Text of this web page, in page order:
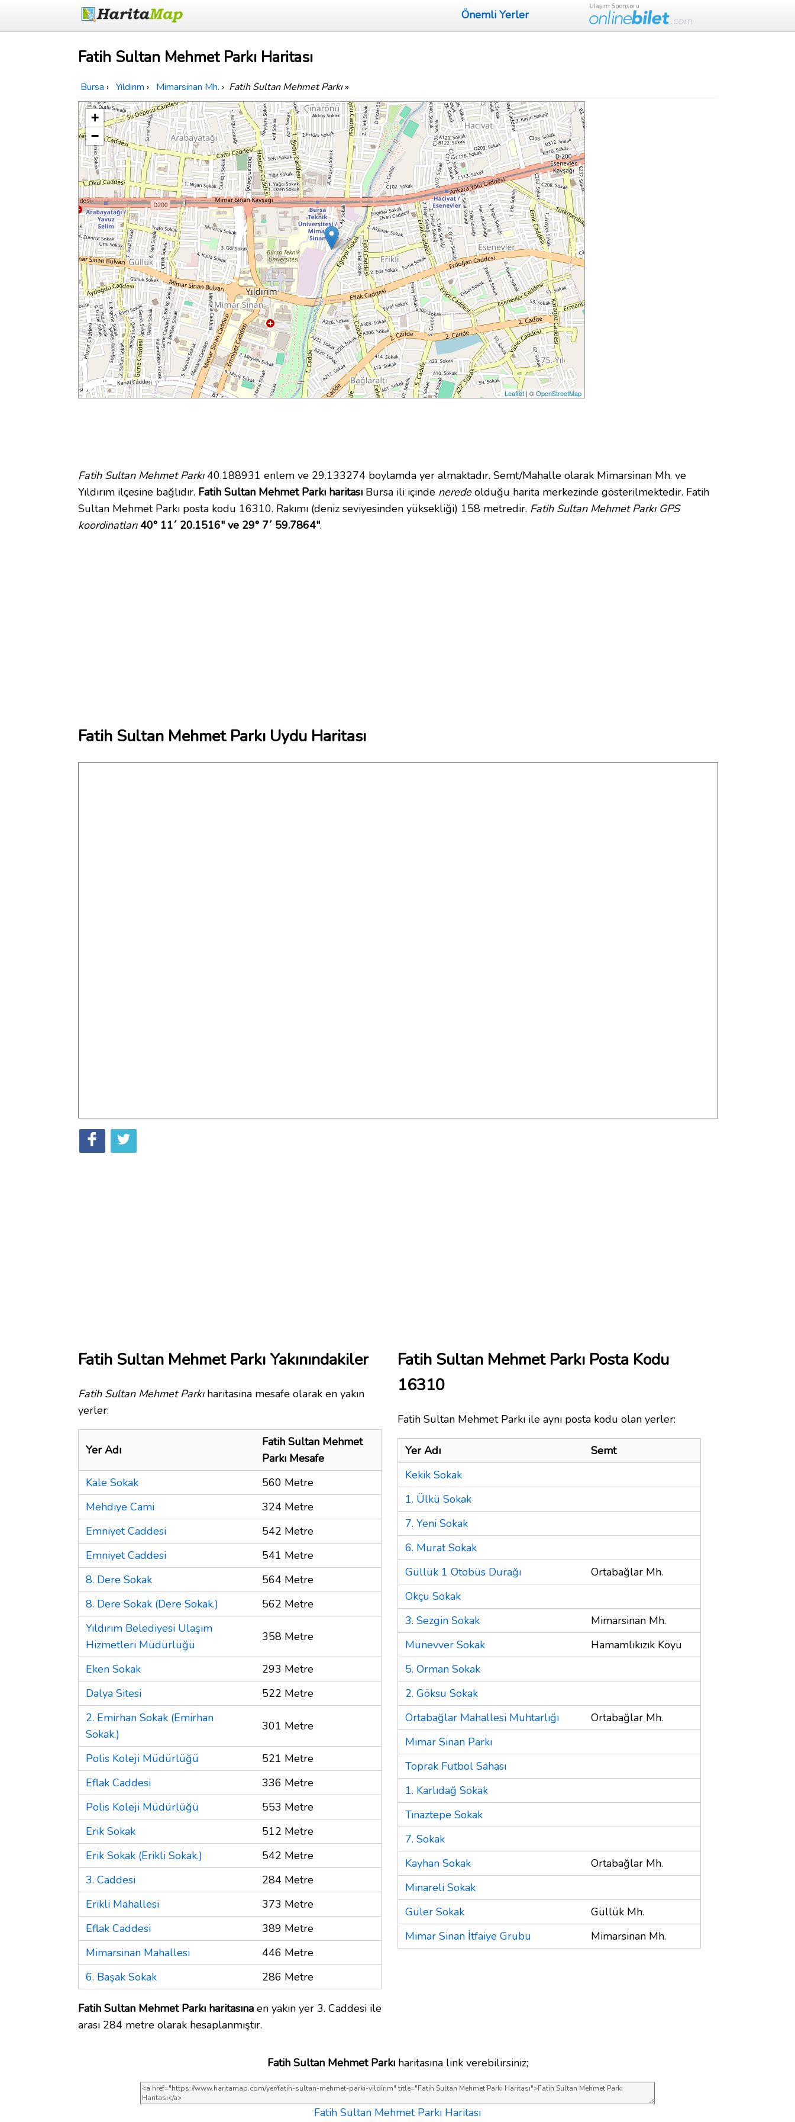
Önemli Yerler
Fatih Sultan Mehmet Parkı Haritası
Bursa › Yıldırım › Mimarsinan Mh. › Fatih Sultan Mehmet Parkı»
+
−
Leaflet | ©OpenStreetMap
Fatih Sultan Mehmet Parkı40.188931 enlem ve 29.133274 boylamda yer almaktadır. Semt/Mahalle olarak Mimarsinan Mh. ve
Yıldırım ilçesine bağlıdır. Fatih Sultan Mehmet Parkı haritası Bursa ili içinde neredeolduğu harita merkezinde gösterilmektedir. Fatih
Sultan Mehmet Parkı posta kodu 16310. Rakımı (deniz seviyesinden yüksekliği) 158 metredir. Fatih Sultan Mehmet Parkı GPS
koordinatları 40° 11´ 20.1516" ve 29° 7´ 59.7864".
Fatih Sultan Mehmet Parkı Uydu Haritası
Fatih Sultan Mehmet Parkı Yakınındakiler
Fatih Sultan Mehmet Parkıharitasına mesafe olarak en yakın
yerler:
Yer Adı
Fatih Sultan Mehmet
Parkı Mesafe
Kale Sokak
560 Metre
Mehdiye Cami
324 Metre
Emniyet Caddesi
542 Metre
Emniyet Caddesi
541 Metre
8. Dere Sokak
564 Metre
8. Dere Sokak (Dere Sokak.)
562 Metre
Yıldırım Belediyesi Ulaşım
Hizmetleri Müdürlüğü
358 Metre
Eken Sokak
293 Metre
Dalya Sitesi
522 Metre
2. Emirhan Sokak (Emirhan
Sokak.)
301 Metre
Polis Koleji Müdürlüğü
521 Metre
Eflak Caddesi
336 Metre
Polis Koleji Müdürlüğü
553 Metre
Erik Sokak
512 Metre
Erik Sokak (Erikli Sokak.)
542 Metre
3. Caddesi
284 Metre
Erikli Mahallesi
373 Metre
Eflak Caddesi
389 Metre
Mimarsinan Mahallesi
446 Metre
6. Başak Sokak
286 Metre
Fatih Sultan Mehmet Parkı haritasına en yakın yer 3. Caddesi ile
arası 284 metre olarak hesaplanmıştır.
Fatih Sultan Mehmet Parkı Posta Kodu
16310
Fatih Sultan Mehmet Parkı ile aynı posta kodu olan yerler:
Yer Adı
Semt
Kekik Sokak
1. Ülkü Sokak
7. Yeni Sokak
6. Murat Sokak
Güllük 1 Otobüs Durağı
Ortabağlar Mh.
Okçu Sokak
3. Sezgin Sokak
Mimarsinan Mh.
Münevver Sokak
Hamamlıkızık Köyü
5. Orman Sokak
2. Göksu Sokak
Ortabağlar Mahallesi Muhtarlığı
Ortabağlar Mh.
Mimar Sinan Parkı
Toprak Futbol Sahası
1. Karlıdağ Sokak
Tınaztepe Sokak
7. Sokak
Kayhan Sokak
Ortabağlar Mh.
Minareli Sokak
Güler Sokak
Güllük Mh.
Mimar Sinan İtfaiye Grubu
Mimarsinan Mh.
Fatih Sultan Mehmet Parkıharitasına link verebilirsiniz;
Fatih Sultan Mehmet Parkı Haritası